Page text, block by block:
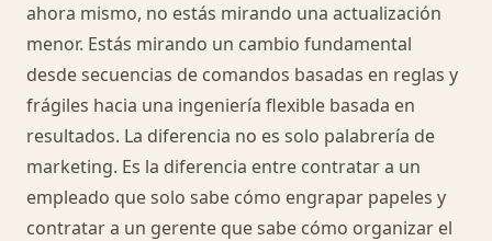
ahora mismo, no estás mirando una actualización
menor. Estás mirando un cambio fundamental
desde secuencias de comandos basadas en reglas y
frágiles hacia una ingeniería flexible basada en
resultados. La diferencia no es solo palabrería de
marketing. Es la diferencia entre contratar a un
empleado que solo sabe cómo engrapar papeles y
contratar a un gerente que sabe cómo organizar el